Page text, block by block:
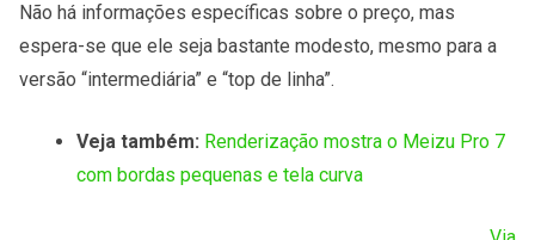
Não há informações específicas sobre o preço, mas
espera-se que ele seja bastante modesto, mesmo para a
versão “intermediária” e “top de linha”.
Veja também: Renderização mostra o Meizu Pro 7
com bordas pequenas e tela curva